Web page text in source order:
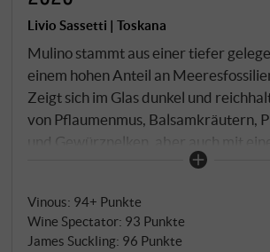
Livio Sassetti | Toskana
Mulino stammt aus einer tiefer
einem hohen Anteil an
Zeigt sich im Glas dunkel und
von Pflaumenmus, Balsamkräutern,
und Gewürznelken, aber auch mit einer
mentholhaltigen Frische, die das
reine Seide, elegant und geschmeidig,
balsamischen Früchten und einem
Vinous: 94+ Punkte
Wine Spectator: 93 Punkte
James Suckling: 96 Punkte